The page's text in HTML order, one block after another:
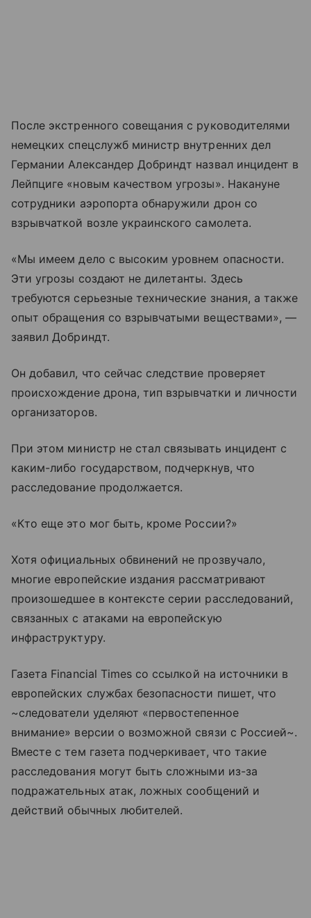
После экстренного совещания с руководителями
немецких спецслужб министр внутренних дел
Германии Александер Добриндт назвал инцидент в
Лейпциге «новым качеством угрозы». Накануне
сотрудники аэропорта обнаружили дрон со
взрывчаткой возле украинского самолета.
«Мы имеем дело с высоким уровнем опасности.
Эти угрозы создают не дилетанты. Здесь
требуются серьезные технические знания, а также
опыт обращения со взрывчатыми веществами», —
заявил Добриндт.
Он добавил, что сейчас следствие проверяет
происхождение дрона, тип взрывчатки и личности
организаторов.
При этом министр не стал связывать инцидент с
каким-либо государством, подчеркнув, что
расследование продолжается.
«Кто еще это мог быть, кроме России?»
Хотя официальных обвинений не прозвучало,
многие европейские издания рассматривают
произошедшее в контексте серии расследований,
связанных с атаками на европейскую
инфраструктуру.
Газета Financial Times со ссылкой на источники в
европейских службах безопасности пишет, что
~следователи уделяют «первостепенное
внимание» версии о возможной связи с Россией~.
Вместе с тем газета подчеркивает, что такие
расследования могут быть сложными из-за
подражательных атак, ложных сообщений и
действий обычных любителей.